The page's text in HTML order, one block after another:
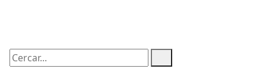
Cercar: